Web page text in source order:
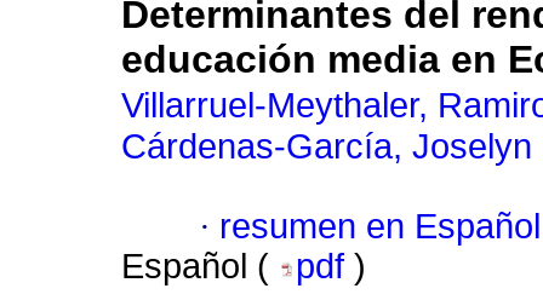
Determinantes del
educación media en
Villarruel-Meythaler,
Cárdenas-García, Joselyn
· resumen en Español
Español (
pdf )